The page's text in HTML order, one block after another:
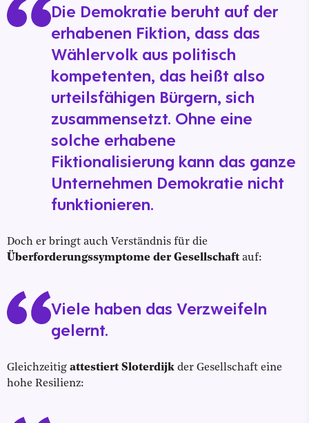
Die Demokratie beruht auf der
erhabenen Fiktion, dass das
Wählervolk aus politisch
kompetenten, das heißt also
urteilsfähigen Bürgern, sich
zusammensetzt. Ohne eine
solche erhabene
Fiktionalisierung kann das ganze
Unternehmen Demokratie nicht
funktionieren.
Doch er bringt auch Verständnis für die
Überforderungssymptome der Gesellschaft auf:
Viele haben das Verzweifeln
gelernt.
Gleichzeitig attestiert Sloterdijk der Gesellschaft eine
hohe Resilienz: